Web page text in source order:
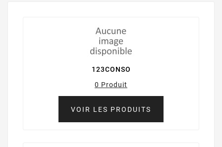
123CONSO
0 Produit
VOIR LES PRODUITS